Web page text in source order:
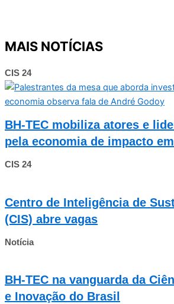
MAIS NOTÍCIAS
CIS 24
BH-TEC mobiliza atores e
pela economia de impacto
CIS 24
Centro de Inteligência de
(CIS) abre vagas
Notícia
BH-TEC na vanguarda da
e Inovação do Brasil